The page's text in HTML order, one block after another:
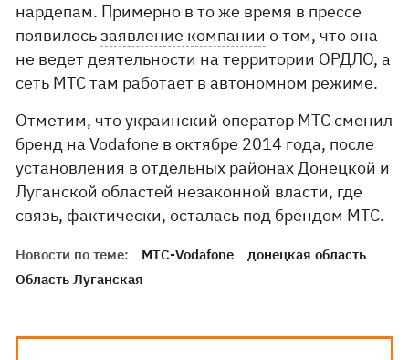
нардепам. Примерно в то же время в прессе
появилосьзаявление компании о том, что она
не ведет деятельности на территории ОРДЛО, а
сеть МТС там работает в автономном режиме.
Отметим, что украинский оператор МТС сменил
бренд на Vodafone в октябре 2014 года, после
установления в отдельных районах Донецкой и
Луганской областей незаконной власти, где
связь, фактически, осталась под брендом МТС.
Новости по теме: МТС-Vodafone
донецкая область
Область Луганская